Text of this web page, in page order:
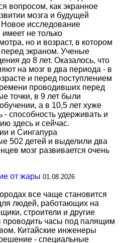
вопросом, как экранное
мозга и будущей
исследование
имеет не только
но и возраст, в котором
экраном. Ученые
до 8 лет. Оказалось, что
на мозг в два периода - в
и перед поступлением
проводивших перед
точки, в 9 лет были
а в 10,5 лет хуже
способность удерживать и
здесь и сейчас.
и Сингапура
502 детей и выделили два
мозг развивается очень
от жары 01.08.2026
все чаще становится
людей, работающих на
строители и другие
часы под палящим
Китайские инженеры
- специальные